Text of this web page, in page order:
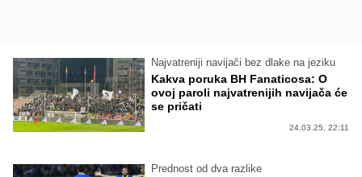
Najvatreniji navijači bez dlake na jeziku
Kakva poruka BH Fanaticosa: O
ovoj paroli najvatrenijih navijača će
se pričati
24.03.25. 22:11
Prednost od dva razlike